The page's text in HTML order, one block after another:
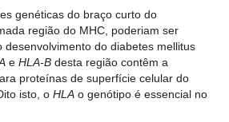
genéticas do braço curto do
região do MHC, poderiam ser
desenvolvimento do diabetes mellitus
e HLA-B desta região contêm a
proteínas de superfície celular do
isto, o HLA o genótipo é essencial no